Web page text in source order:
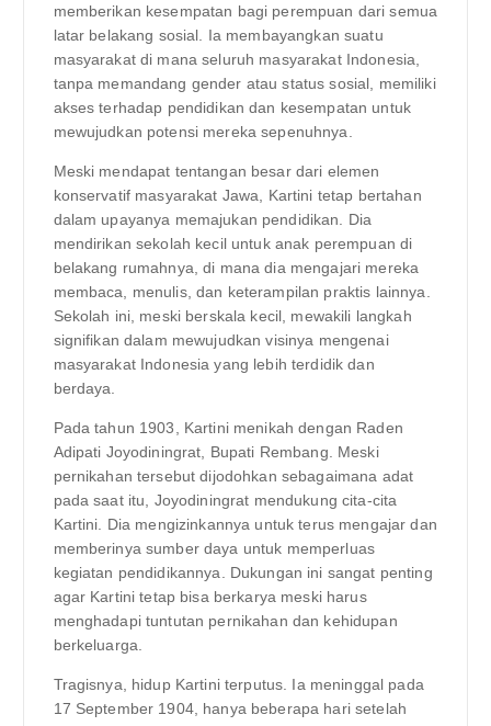
memberikan kesempatan bagi perempuan dari semua
latar belakang sosial. Ia membayangkan suatu
masyarakat di mana seluruh masyarakat Indonesia,
tanpa memandang gender atau status sosial, memiliki
akses terhadap pendidikan dan kesempatan untuk
mewujudkan potensi mereka sepenuhnya.
Meski mendapat tentangan besar dari elemen
konservatif masyarakat Jawa, Kartini tetap bertahan
dalam upayanya memajukan pendidikan. Dia
mendirikan sekolah kecil untuk anak perempuan di
belakang rumahnya, di mana dia mengajari mereka
membaca, menulis, dan keterampilan praktis lainnya.
Sekolah ini, meski berskala kecil, mewakili langkah
signifikan dalam mewujudkan visinya mengenai
masyarakat Indonesia yang lebih terdidik dan
berdaya.
Pada tahun 1903, Kartini menikah dengan Raden
Adipati Joyodiningrat, Bupati Rembang. Meski
pernikahan tersebut dijodohkan sebagaimana adat
pada saat itu, Joyodiningrat mendukung cita-cita
Kartini. Dia mengizinkannya untuk terus mengajar dan
memberinya sumber daya untuk memperluas
kegiatan pendidikannya. Dukungan ini sangat penting
agar Kartini tetap bisa berkarya meski harus
menghadapi tuntutan pernikahan dan kehidupan
berkeluarga.
Tragisnya, hidup Kartini terputus. Ia meninggal pada
17 September 1904, hanya beberapa hari setelah